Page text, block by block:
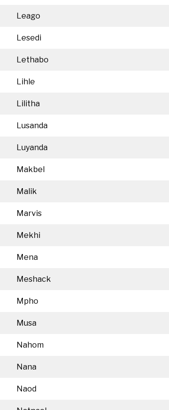
Leago
Lesedi
Lethabo
Lihle
Lilitha
Lusanda
Luyanda
Makbel
Malik
Marvis
Mekhi
Mena
Meshack
Mpho
Musa
Nahom
Nana
Naod